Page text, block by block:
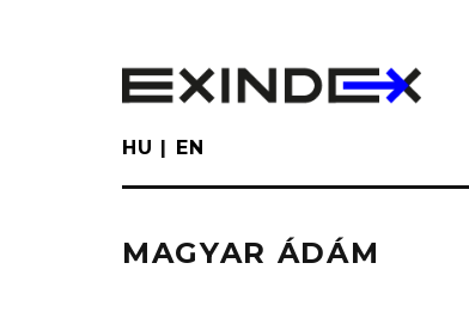
HU EN
MAGYAR ÁDÁM